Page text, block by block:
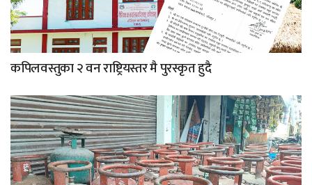
कपिलवस्तुका २ वन राष्ट्रियस्तर मै पुरस्कृत हुदै